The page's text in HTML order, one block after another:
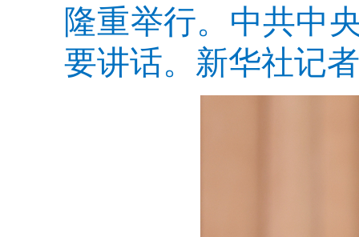
隆重举行。中共中
要讲话。新华社记